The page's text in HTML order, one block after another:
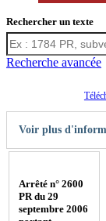
Rechercher un texte
Recherche avancée
Voir plus
Arrêté n° 2600
PR du 29
septembre 2006